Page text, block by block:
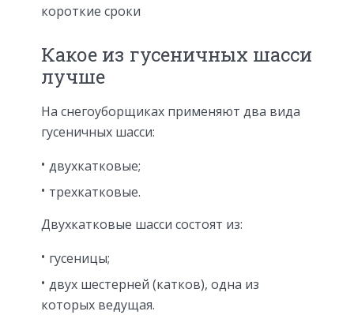
короткие сроки
Какое из гусеничных шасси
лучше
На снегоуборщиках применяют два вида
гусеничных шасси:
двухкатковые;
трехкатковые.
Двухкатковые шасси состоят из:
гусеницы;
двух шестерней (катков), одна из
которых ведущая.